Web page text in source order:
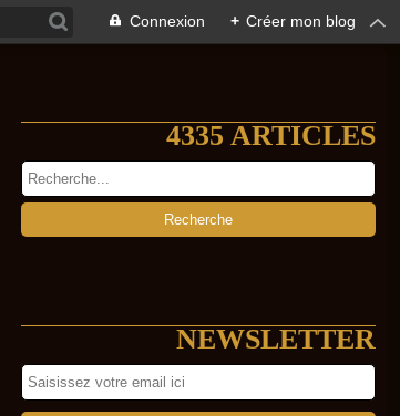
Connexion + Créer mon blog
4335 ARTICLES
NEWSLETTER